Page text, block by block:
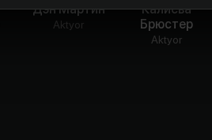
Дэн Мартин
Aktyor
Калисва
Брюстер
Aktyor